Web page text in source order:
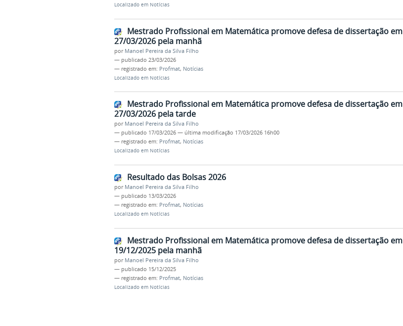
Localizado em Notícias
Mestrado Profissional em Matemática promove defesa de dissertação em
27/03/2026 pela manhã
por Manoel Pereira da Silva Filho
— publicado 23/03/2026
— registrado em: Profmat, Notícias
Localizado em Notícias
Mestrado Profissional em Matemática promove defesa de dissertação em
27/03/2026 pela tarde
por Manoel Pereira da Silva Filho
— publicado 17/03/2026 — última modificação 17/03/2026 16h00
— registrado em: Profmat, Notícias
Localizado em Notícias
Resultado das Bolsas 2026
por Manoel Pereira da Silva Filho
— publicado 13/03/2026
— registrado em: Profmat, Notícias
Localizado em Notícias
Mestrado Profissional em Matemática promove defesa de dissertação em
19/12/2025 pela manhã
por Manoel Pereira da Silva Filho
— publicado 15/12/2025
— registrado em: Profmat, Notícias
Localizado em Notícias